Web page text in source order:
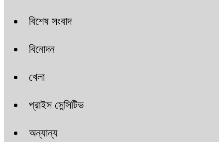
বিশেষ সংবাদ
বিনোদন
খেলা
প্রাইস সেন্সিটিভ
অন্যান্য